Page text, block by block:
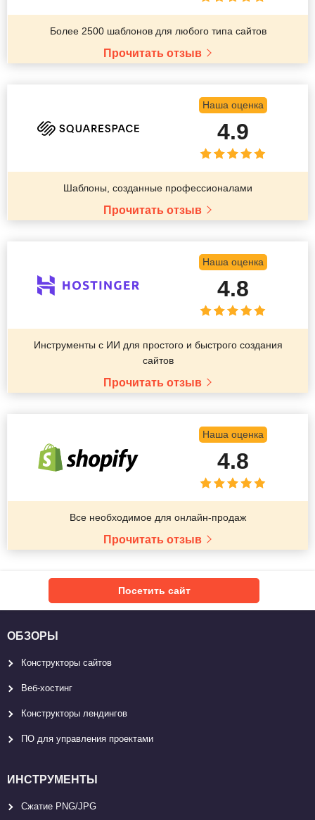
Более 2500 шаблонов для любого типа сайтов
Прочитать отзыв
Наша оценка
4.9
Шаблоны, созданные профессионалами
Прочитать отзыв
Наша оценка
4.8
Инструменты с ИИ для простого и быстрого создания
сайтов
Прочитать отзыв
Наша оценка
4.8
Все необходимое для онлайн-продаж
Прочитать отзыв
Посетить сайт
ОБЗОРЫ
Конструкторы сайтов
Веб-хостинг
Конструкторы лендингов
ПО для управления проектами
ИНСТРУМЕНТЫ
Сжатие PNG/JPG